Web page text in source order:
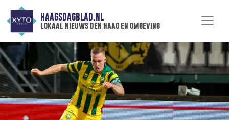
HAAGSDAGBLAD.NL
lokaal nieuws den haag en omgeving